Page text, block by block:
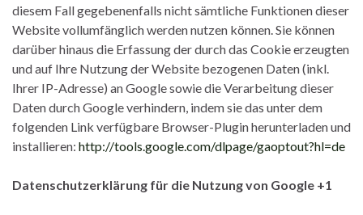
diesem Fall gegebenenfalls nicht sämtliche Funktionen dieser
Website vollumfänglich werden nutzen können. Sie können
darüber hinaus die Erfassung der durch das Cookie erzeugten
und auf Ihre Nutzung der Website bezogenen Daten (inkl.
Ihrer IP-Adresse) an Google sowie die Verarbeitung dieser
Daten durch Google verhindern, indem sie das unter dem
folgenden Link verfügbare Browser-Plugin herunterladen und
installieren: http://tools.google.com/dlpage/gaoptout?hl=de
Datenschutzerklärung für die Nutzung von Google +1